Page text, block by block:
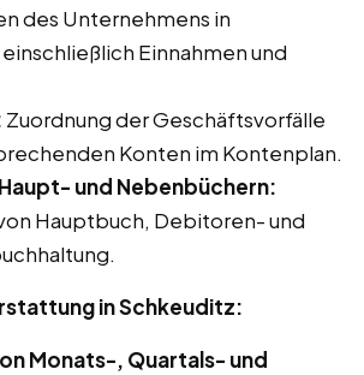
des Unternehmens in
Einnahmen und
Zuordnung der Geschäftsvorfälle
Konten im Kontenplan.
und Nebenbüchern:
Hauptbuch, Debitoren- und
in Schkeuditz:
Monats-, Quartals- und